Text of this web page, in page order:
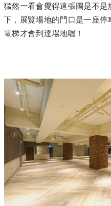
猛然一看會覺得這張圖是不
下，展覽場地的門口是一座
電梯才會到達場地喔！